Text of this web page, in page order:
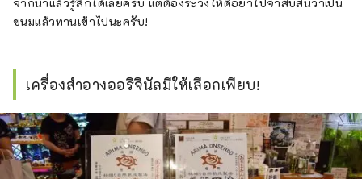
ขนมแล้วทานเข้าไปนะครับ!
เครื่องสำอางออริจินัลมีให้เลือกเพียบ!